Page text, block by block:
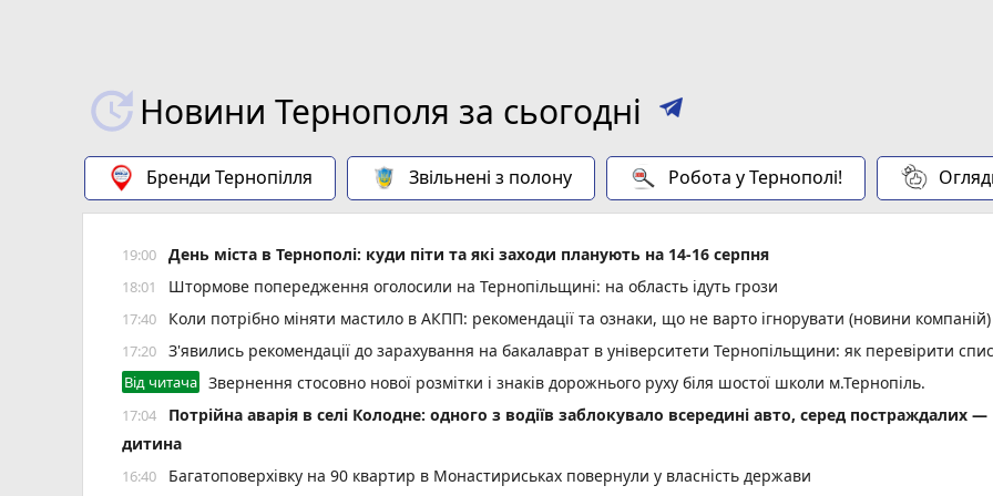
Новини Тернополя за сьогодні
Бренди Тернопілля Звільнені з полону Робота у Тернополі!
19:00 День міста в Тернополі: куди піти та які заходи планують на 14-16 серпня
18:01 Штормове попередження оголосили на Тернопільщині: на область ідуть грози
17:40 Коли потрібно міняти мастило в АКПП: рекомендації та ознаки, що не варто ігнорувати (новини компаній)
17:20 З'явились рекомендації до зарахування на бакалаврат в університети Тернопільщини: як перевірити
Від читача Звернення стосовно нової розмітки і знаків дорожнього руху біля шостої школи м.Тернопіль.
17:04
Потрійна аварія в селі Колодне: одного з водіїв заблокувало всередині авто, серед постраждалих —
дитина
16:40 Багатоповерхівку на 90 квартир в Монастириськах повернули у власність держави